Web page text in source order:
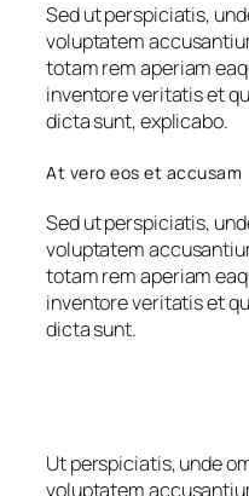
Sed ut perspiciatis,
voluptatem
totam rem aperiam
inventore veritatis et
dicta sunt, explicabo.
At vero eos et accusam
Sed ut perspiciatis,
voluptatem
totam rem aperiam
inventore veritatis et
dicta sunt.
Ut perspiciatis, unde
voluptatem